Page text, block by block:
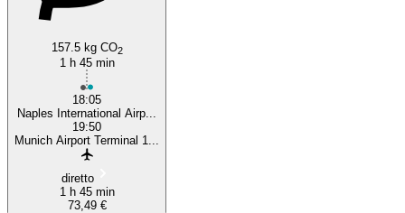
157.5 kg CO2
1 h 45 min
18:05
Naples International Airp...
19:50
Munich Airport Terminal 1...
diretto
1 h 45 min
73,49 €